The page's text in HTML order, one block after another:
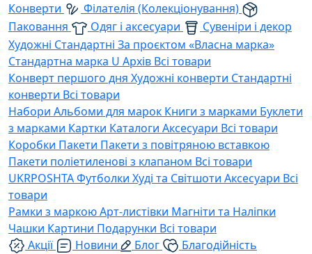
Конверти
Філателія (Колекціонування)
Паковання
Одяг і аксесуари
Сувеніри і декор
Художні Стандартні За проєктом «Власна марка»
Стандартна марка U Архів Всі товари
Конверт першого дня Художні конверти Стандартні
конверти Всі товари
Набори Альбоми для марок Книги з марками Буклети
з марками Картки Каталоги Аксесуари Всі товари
Коробки Пакети Пакети з повітряною вставкою
Пакети поліетиленові з клапаном Всі товари
UKRPOSHTAФутболки Худі та Світшоти Аксесуари Всі
товари
Рамки з маркоюАрт-листівки Магніти та Наліпки
Чашки Картини Подарунки Всі товари
Акції
Новини Блог
Благодійність